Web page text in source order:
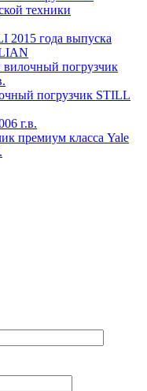
техники
2015 года выпуска
погрузчик
погрузчик STILL
г.в.
премиум класса Yale